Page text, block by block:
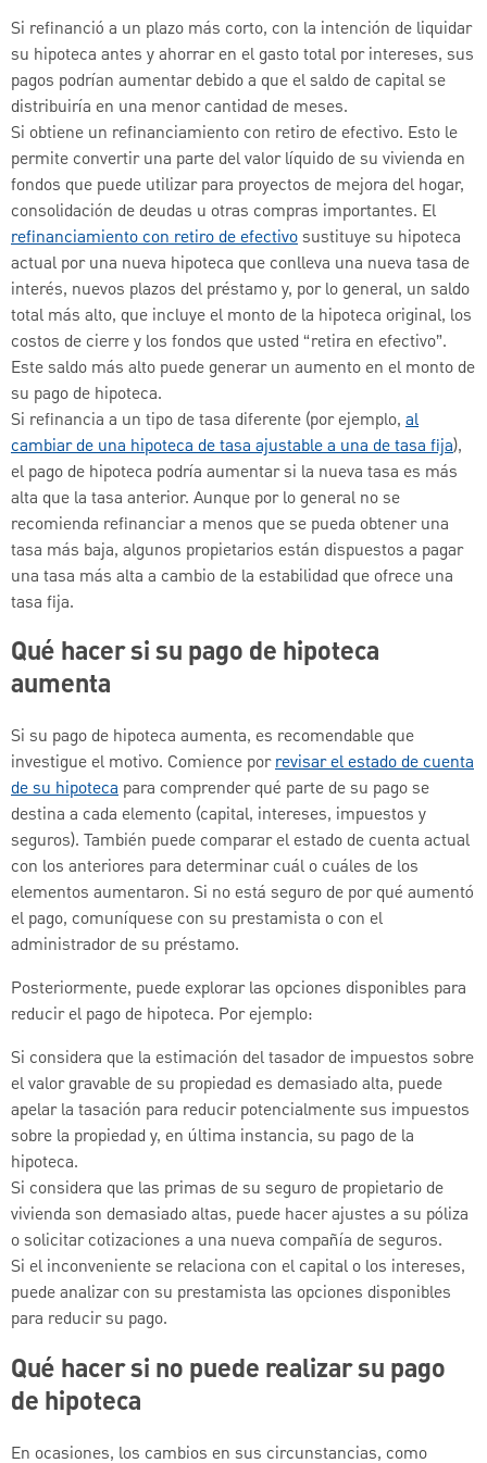
Si refinanció a un plazo más corto, con la intención de liquidar
su hipoteca antes y ahorrar en el gasto total por intereses, sus
pagos podrían aumentar debido a que el saldo de capital se
distribuiría en una menor cantidad de meses.
Si obtiene un refinanciamiento con retiro de efectivo. Esto le
permite convertir una parte del valor líquido de su vivienda en
fondos que puede utilizar para proyectos de mejora del hogar,
consolidación de deudas u otras compras importantes. El
refinanciamiento con retiro de efectivosustituye su hipoteca
actual por una nueva hipoteca que conlleva una nueva tasa de
interés, nuevos plazos del préstamo y, por lo general, un saldo
total más alto, que incluye el monto de la hipoteca original, los
costos de cierre y los fondos que usted “retira en efectivo”.
Este saldo más alto puede generar un aumento en el monto de
su pago de hipoteca.
Si refinancia a un tipo de tasa diferente (por ejemplo, al
cambiar de una hipoteca de tasa ajustable a una de tasa fija),
el pago de hipoteca podría aumentar si la nueva tasa es más
alta que la tasa anterior. Aunque por lo general no se
recomienda refinanciar a menos que se pueda obtener una
tasa más baja, algunos propietarios están dispuestos a pagar
una tasa más alta a cambio de la estabilidad que ofrece una
tasa fija.
Qué hacer si su pago de hipoteca
aumenta
Si su pago de hipoteca aumenta, es recomendable que
investigue el motivo. Comience porrevisar el estado de cuenta
de su hipoteca para comprender qué parte de su pago se
destina a cada elemento (capital, intereses, impuestos y
seguros). También puede comparar el estado de cuenta actual
con los anteriores para determinar cuál o cuáles de los
elementos aumentaron. Si no está seguro de por qué aumentó
el pago, comuníquese con su prestamista o con el
administrador de su préstamo.
Posteriormente, puede explorar las opciones disponibles para
reducir el pago de hipoteca. Por ejemplo:
Si considera que la estimación del tasador de impuestos sobre
el valor gravable de su propiedad es demasiado alta, puede
apelar la tasación para reducir potencialmente sus impuestos
sobre la propiedad y, en última instancia, su pago de la
hipoteca.
Si considera que las primas de su seguro de propietario de
vivienda son demasiado altas, puede hacer ajustes a su póliza
o solicitar cotizaciones a una nueva compañía de seguros.
Si el inconveniente se relaciona con el capital o los intereses,
puede analizar con su prestamista las opciones disponibles
para reducir su pago.
Qué hacer si no puede realizar su pago
de hipoteca
En ocasiones, los cambios en sus circunstancias, como